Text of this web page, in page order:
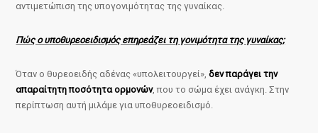
αντιμετώπιση της υπογονιμότητας της γυναίκας.
Πώς ο υποθυρεοειδισμός επηρεάζει τη γονιμότητα της γυναίκας;
Όταν ο θυρεοειδής αδένας «υπολειτουργεί»,δεν παράγει την
απαραίτητη ποσότητα ορμονών, που το σώμα έχει ανάγκη. Στην
περίπτωση αυτή μιλάμε για υποθυρεοειδισμό.